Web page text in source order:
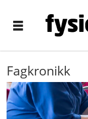
Fagkronikk